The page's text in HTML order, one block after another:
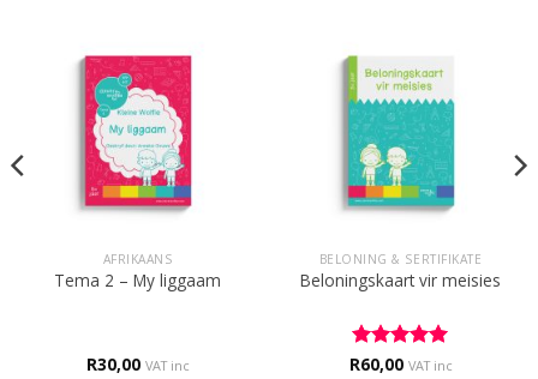
AFRIKAANS
Tema 2 – My liggaam
R30,00 VAT inc
BELONING & SERTIFIKATE
Beloningskaart vir meisies
Rated 5
R60,00 VAT inc